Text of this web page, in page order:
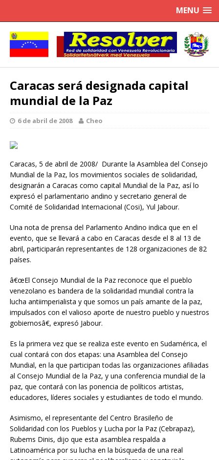
MENU
Caracas será designada capital
mundial de la Paz
6 de abril de 2008 Cheo
Caracas, 5 de abril de 2008/ Durante la Asamblea del Consejo
Mundial de la Paz, los movimientos sociales de solidaridad,
designarán a Caracas como capital Mundial de la Paz, así lo
expresó el parlamentario andino y secretario general de
Comité de Solidaridad Internacional (Cosi), Yul Jabour.
Una nota de prensa del Parlamento Andino indica que en el
evento, que se llevará a cabo en Caracas desde el 8 al 13 de
abril, participarán representantes de 128 organizaciones de 82
países.
â€œEl Consejo Mundial de la Paz reconoce que el pueblo
venezolano es bandera de la solidaridad mundial contra la
lucha antiimperialista y que somos un país amante de la paz,
impulsados con el valioso aporte de nuestro pueblo y nuestros
gobiernosâ€, expresó Jabour.
Es la primera vez que se realiza este evento en Sudamérica, el
cual contará con dos etapas: una Asamblea del Consejo
Mundial, en la que participan todas las organizaciones afiliadas
al Consejo Mundial de la Paz, y una conferencia mundial de la
paz, que contará con las ponencia de políticos artistas,
educadores, líderes sociales y estudiantes de todo el mundo.
Asimismo, el representante del Centro Brasileño de
Solidaridad con los Pueblos y Lucha por la Paz (Cebrapaz),
Rubems Dinis, dijo que esta asamblea respalda a
Latinoamérica por su lucha en la búsqueda de una real